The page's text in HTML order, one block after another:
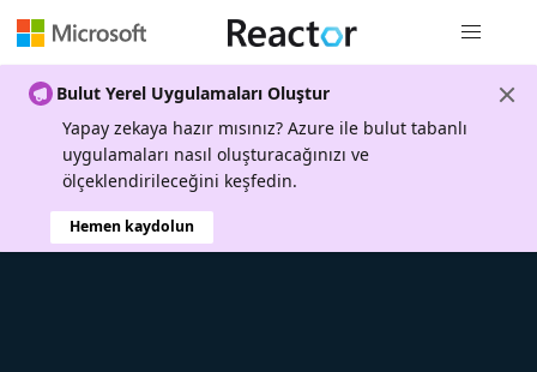
Bulut Yerel Uygulamaları Oluştur
Yapay zekaya hazır mısınız? Azure ile bulut tabanlı
uygulamaları nasıl oluşturacağınızı ve
ölçeklendirileceğini keşfedin.
Hemen kaydolun